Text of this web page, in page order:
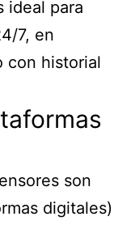
ideal para
7, en
con historial
son
digitales)